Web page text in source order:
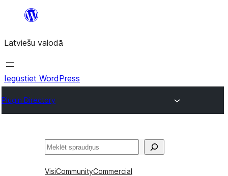
Pāriet
saturu
Latviešu valodā
Iegūstiet WordPress
Plugin Directory
Meklēt
VisiCommunityCommercial